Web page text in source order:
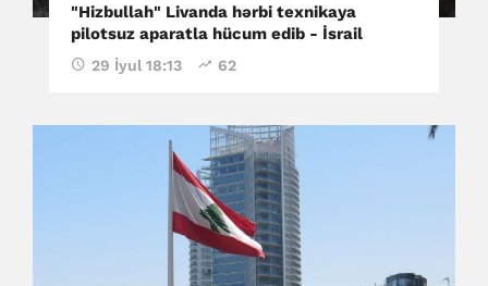
"Hizbullah" Livanda hərbi texnikaya
pilotsuz aparatla hücum edib - İsrail
29 İyul 18:13 62